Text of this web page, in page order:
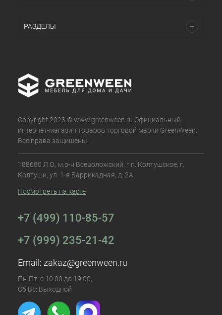
РАЗДЕЛЫ
Copyright 2023 © www.greenween.ru Официальный
интернет-магазин товаров торговой марки GreenWeen.
Все права защищены.
188680 Л.О., м.р-н Всеволожский, г.п. Колтушское, г.
Колтуши, ул. 1-я Баррикадная, д. 2А
Посмотреть на карте
+7 (499) 110-85-57
+7 (999) 235-21-42
Email: zakaz@greenween.ru
Пн-Пт: с 10:00 до 19:00,
Сб,Вс: Выходной